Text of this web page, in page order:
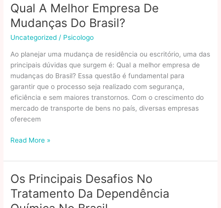
sua
aprovação
de
Brasil
Qual A Melhor Empresa De
Mudanças Do Brasil?
Uncategorized / Psicologo
Ao planejar uma mudança de residência ou escritório, uma das
principais dúvidas que surgem é: Qual a melhor empresa de
mudanças do Brasil? Essa questão é fundamental para
garantir que o processo seja realizado com segurança,
eficiência e sem maiores transtornos. Com o crescimento do
mercado de transporte de bens no país, diversas empresas
oferecem
Qual
Melhor
De
Mudanças
Do
Read More »
Os Principais Desafios No
Tratamento Da Dependência